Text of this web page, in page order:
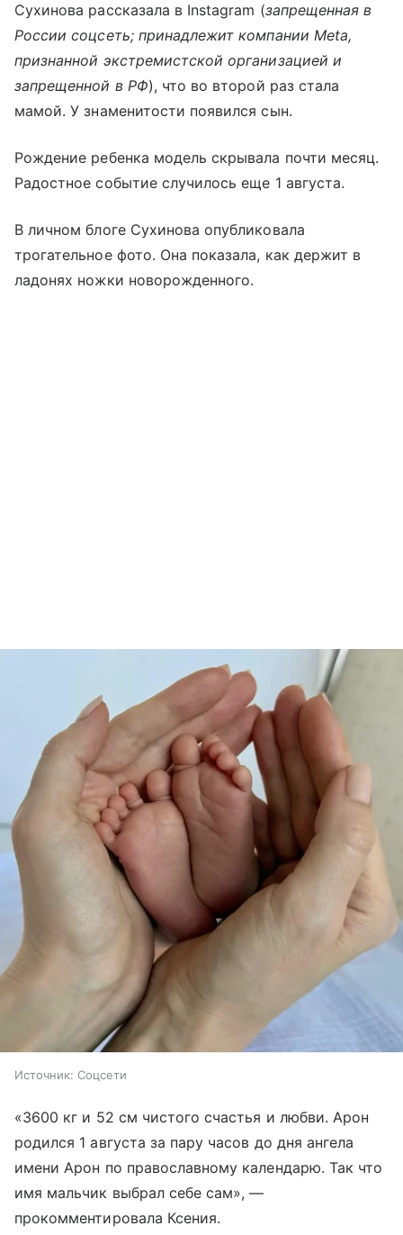
Сухинова рассказала в Instagram (запрещенная в
России соцсеть; принадлежит компании Meta,
признанной экстремистской организацией и
запрещенной в РФ), что во второй раз стала
мамой. У знаменитости появился сын.
Рождение ребенка модель скрывала почти месяц.
Радостное событие случилось еще 1 августа.
В личном блоге Сухинова опубликовала
трогательное фото. Она показала, как держит в
ладонях ножки новорожденного.
Источник: Соцсети
«3600 кг и 52 см чистого счастья и любви. Арон
родился 1 августа за пару часов до дня ангела
имени Арон по православному календарю. Так что
имя мальчик выбрал себе сам», —
прокомментировала Ксения.